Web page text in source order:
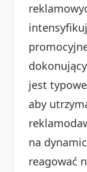
jest
aby
na
reagować